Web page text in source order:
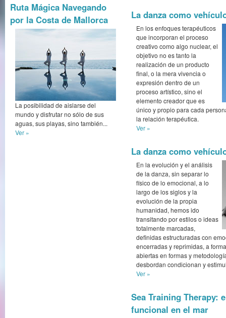
Ruta Mágica Navegando
por la Costa de Mallorca
La posibilidad de aislarse del
mundo y disfrutar no sólo de sus
aguas, sus playas, sino también...
Ver »
La danza como
En los enfoques terapéuticos
que incorporan el proceso
creativo como algo nuclear, el
objetivo no es tanto la
realización de un producto
final, o la mera vivencia o
expresión dentro de un
proceso artístico, sino el
elemento creador que es
único y propio para cada
la relación terapéutica.
Ver »
La danza como
En la evolución y el análisis
de la danza, sin separar lo
físico de lo emocional, a lo
largo de los siglos y la
evolución de la propia
humanidad, hemos ido
transitando por estilos o ideas
totalmente marcadas,
definidas estructuradas con
encerradas y reprimidas, a
abiertas en formas y
desbordan condicionan y
Ver »
Sea Training Therapy:
funcional en el mar